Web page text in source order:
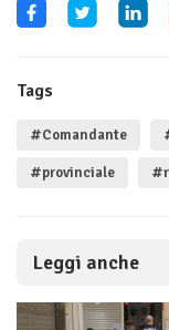
Tags
#Comandante
#provinciale
Leggi anche